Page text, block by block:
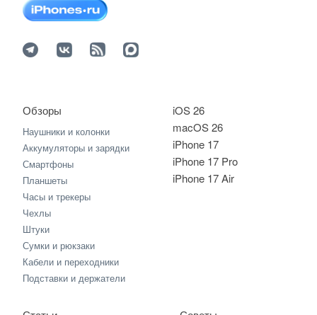
iOS 26
macOS 26
iPhone 17
iPhone 17 Pro
iPhone 17 Air
Обзоры
Наушники и колонки
Аккумуляторы и зарядки
Смартфоны
Планшеты
Часы и трекеры
Чехлы
Штуки
Сумки и рюкзаки
Кабели и переходники
Подставки и держатели